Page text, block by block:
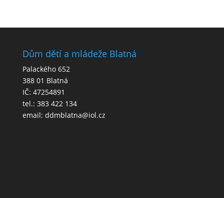
Dům dětí a mládeže Blatná
Palackého 652
388 01 Blatná
IČ: 47254891
tel.: 383 422 134
email: ddmblatna@iol.cz